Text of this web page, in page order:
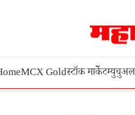
MCX Goldस्टॉक मार्केट